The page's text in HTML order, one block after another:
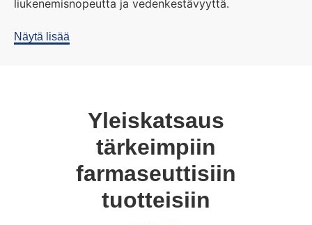
liukenemisnopeutta ja vedenkestävyyttä.
Näytä lisää
Yleiskatsaus
tärkeimpiin
farmaseuttisiin
tuotteisiin